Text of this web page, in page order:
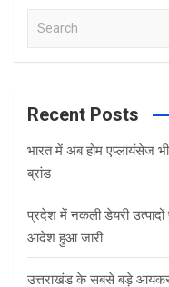
a
c
Recent Posts
भारत में अब होम एप्लायंसेज
ब्रांड
प्रदेश में नकली डेयरी
आदेश हुआ जारी
उत्तराखंड के सबसे बड़े आयकर